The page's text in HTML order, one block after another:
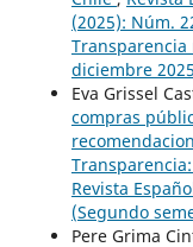
(2025): Núm.
Transparencia
diciembre
Eva Grissel
compras
Revista
(Segundo
Pere Grima